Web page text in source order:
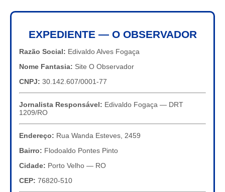
EXPEDIENTE — O OBSERVADOR
Razão Social: Edivaldo Alves Fogaça
Nome Fantasia: Site O Observador
CNPJ: 30.142.607/0001-77
Jornalista Responsável: Edivaldo Fogaça — DRT
1209/RO
Endereço: Rua Wanda Esteves, 2459
Bairro: Flodoaldo Pontes Pinto
Cidade: Porto Velho — RO
CEP: 76820-510